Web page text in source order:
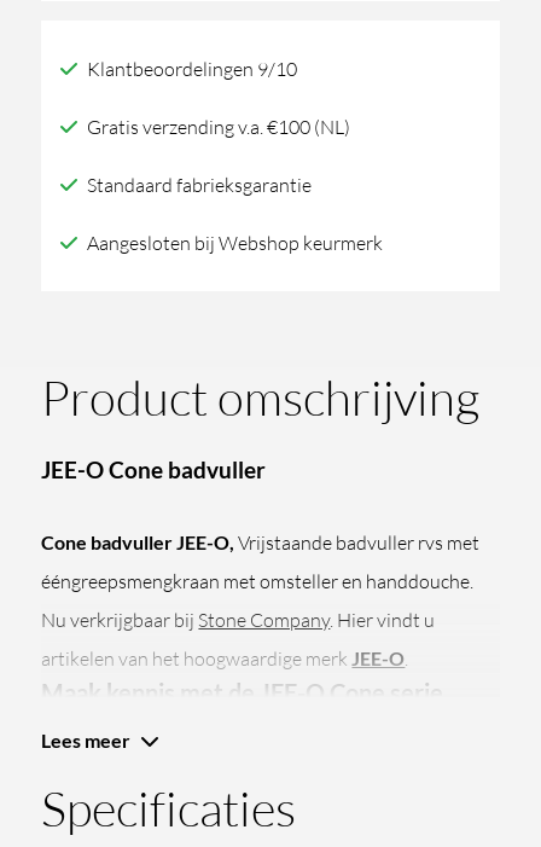
Klantbeoordelingen 9/10
Gratis verzending v.a. €100 (NL)
Standaard fabrieksgarantie
Aangesloten bij Webshop keurmerk
Product omschrijving
JEE-O Cone badvuller
Cone badvuller JEE-O, Vrijstaande badvuller rvs met
ééngreepsmengkraan met omsteller en handdouche.
Nu verkrijgbaar bij Stone Company. Hier vindt u
artikelen van het hoogwaardige merkJEE-O.
Maak kennis met de JEE-O Cone serie
toonaangevend merk dat synoniem staat voor luxe en
moderniteit in badkamerdesign. De JEE-O Cone-serie is
Lees meer
Specificaties